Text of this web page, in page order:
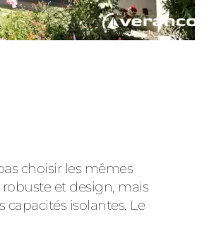
choisir les mêmes
et design, mais
capacités isolantes. Le